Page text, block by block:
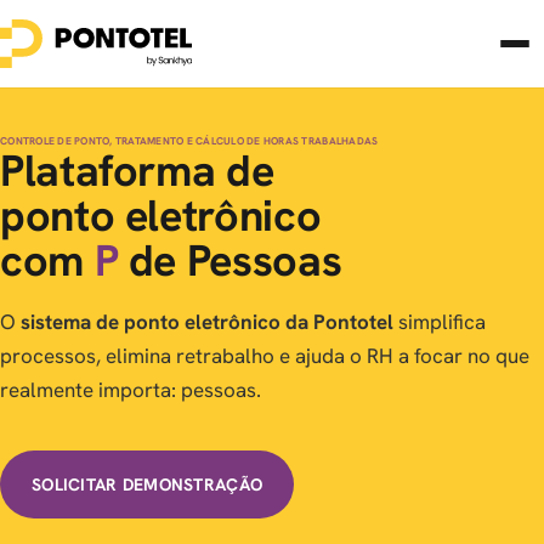
CONTROLE DE PONTO, TRATAMENTO E CÁLCULO DE HORAS TRABALHADAS
Plataforma de
ponto eletrônico
com Pde Pessoas
O sistema de ponto eletrônico da Pontotelsimplifica
processos, elimina retrabalho e ajuda o RH a focar no que
realmente importa: pessoas.
SOLICITAR DEMONSTRAÇÃO